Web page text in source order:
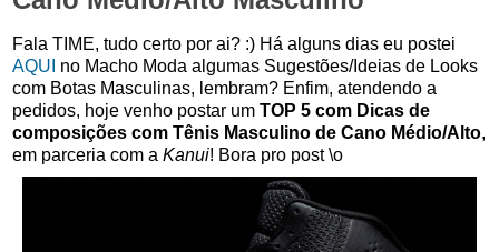
Fala TIME, tudo certo por ai? :) Há alguns dias eu postei
AQUI no Macho Moda algumas Sugestões/Ideias de Looks
com Botas Masculinas, lembram? Enfim, atendendo a
pedidos, hoje venho postar um TOP 5 com Dicas de
composições com Tênis Masculino de Cano Médio/Alto,
em parceria com a Kanui! Bora pro post \o